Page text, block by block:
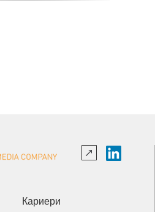
Кариери